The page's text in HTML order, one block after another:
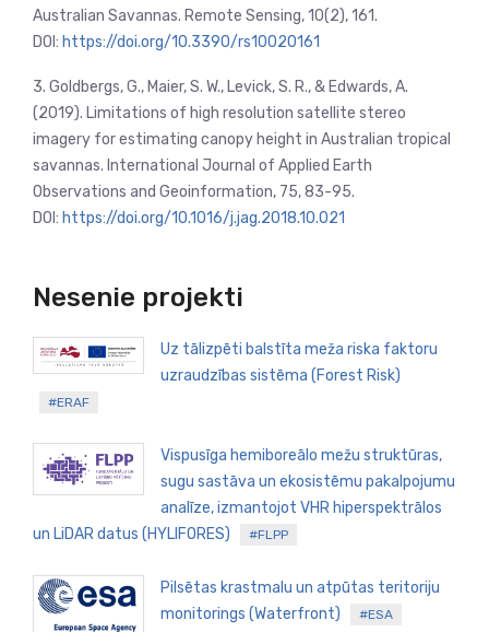
Australian Savannas. Remote Sensing, 10(2), 161.
DOI: https://doi.org/10.3390/rs10020161
3. Goldbergs, G., Maier, S. W., Levick, S. R., & Edwards, A.
(2019). Limitations of high resolution satellite stereo
imagery for estimating canopy height in Australian tropical
savannas. International Journal of Applied Earth
Observations and Geoinformation, 75, 83-95.
DOI: https://doi.org/10.1016/j.jag.2018.10.021
Nesenie projekti
Uz tālizpēti balstīta meža riska faktoru
uzraudzības sistēma (Forest Risk)
#ERAF
Vispusīga hemiboreālo mežu struktūras,
sugu sastāva un ekosistēmu pakalpojumu
analīze, izmantojot VHR hiperspektrālos
un LiDAR datus (HYLIFORES)
#FLPP
Pilsētas krastmalu un atpūtas teritoriju
monitorings (Waterfront)
#ESA